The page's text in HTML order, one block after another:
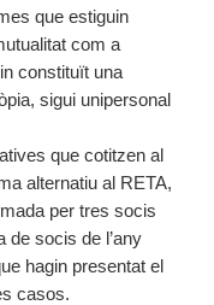
que estiguin
com a
constituït una
sigui unipersonal
que cotitzen al
alternatiu al RETA,
per tres socis
de socis de l’any
hagin presentat el
casos.